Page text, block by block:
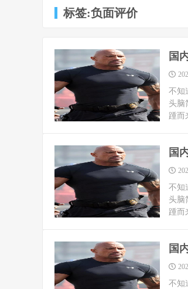
标签:负面评价
国
不知
头脑
踵而
国
不知
头脑
踵而
国
不知